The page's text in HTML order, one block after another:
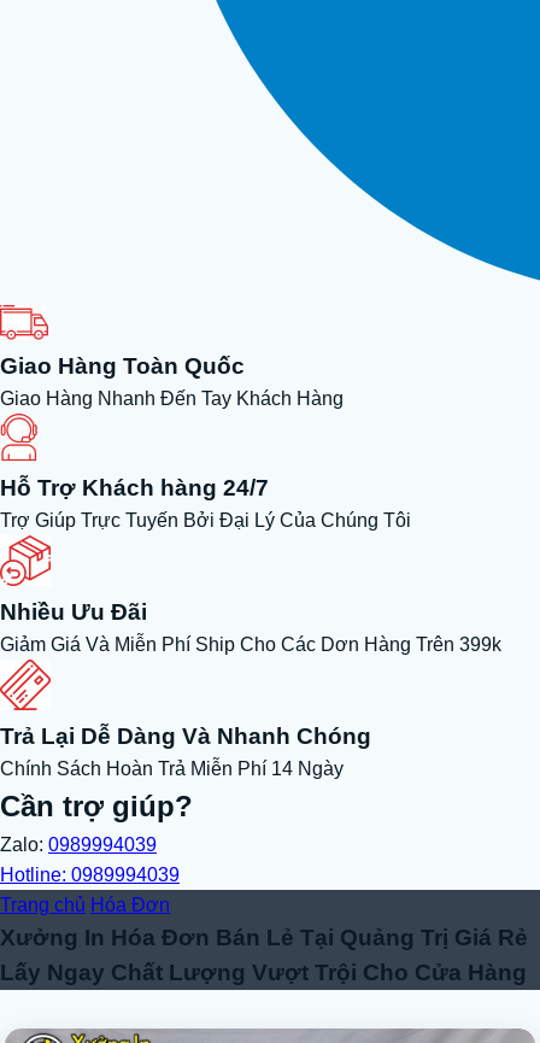
Giao Hàng Toàn Quốc
Giao Hàng Nhanh Đến Tay Khách Hàng
Hỗ Trợ Khách hàng 24/7
Trợ Giúp Trực Tuyến Bởi Đại Lý Của Chúng Tôi
Nhiều Ưu Đãi
Giảm Giá Và Miễn Phí Ship Cho Các Dơn Hàng Trên 399k
Trả Lại Dễ Dàng Và Nhanh Chóng
Chính Sách Hoàn Trả Miễn Phí 14 Ngày
Cần trợ giúp?
Zalo: 0989994039
Hotline: 0989994039
Trang chủ Hóa Đơn
Xưởng In Hóa Đơn Bán Lẻ Tại Quảng Trị Giá Rẻ
Lấy Ngay Chất Lượng Vượt Trội Cho Cửa Hàng